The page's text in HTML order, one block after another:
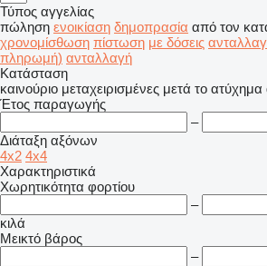
Τύπος αγγελίας
πώληση ενοικίαση δημοπρασία από τον
χρονομίσθωση πίστωση με δόσεις
πληρωμή) ανταλλαγή
Κατάσταση
καινούριο μεταχειρισμένες μετά το ατύχημα
Έτος παραγωγής
–
Διάταξη αξόνων
4x2 4x4
Χαρακτηριστικά
Χωρητικότητα φορτίου
–
κιλά
Μεικτό βάρος
–